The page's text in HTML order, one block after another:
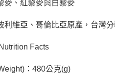
麥、紅藜麥與白藜麥
利維亞、哥倫比亞原產，台灣
Facts
：480公克(g)